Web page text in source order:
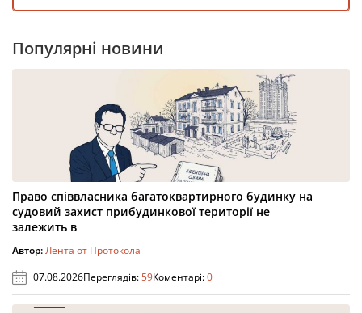
Популярні новини
Право співвласника багатоквартирного будинку на
судовий захист прибудинкової території не
залежить в
Автор:Лента от Протокола
07.08.2026Переглядів:59Коментарі:0